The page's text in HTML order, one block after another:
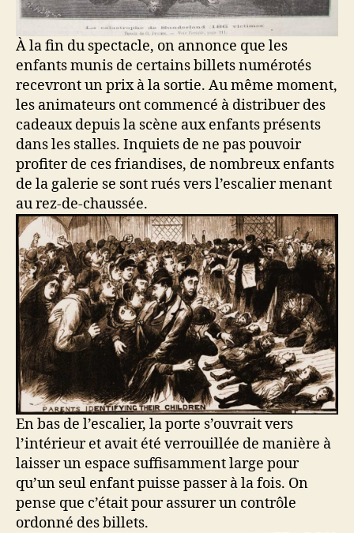
À la fin du spectacle, on annonce que les
enfants munis de certains billets numérotés
recevront un prix à la sortie. Au même moment,
les animateurs ont commencé à distribuer des
cadeaux depuis la scène aux enfants présents
dans les stalles. Inquiets de ne pas pouvoir
profiter de ces friandises, de nombreux enfants
de la galerie se sont rués vers l’escalier menant
au rez-de-chaussée.
En bas de l’escalier, la porte s’ouvrait vers
l’intérieur et avait été verrouillée de manière à
laisser un espace suffisamment large pour
qu’un seul enfant puisse passer à la fois. On
pense que c’était pour assurer un contrôle
ordonné des billets.